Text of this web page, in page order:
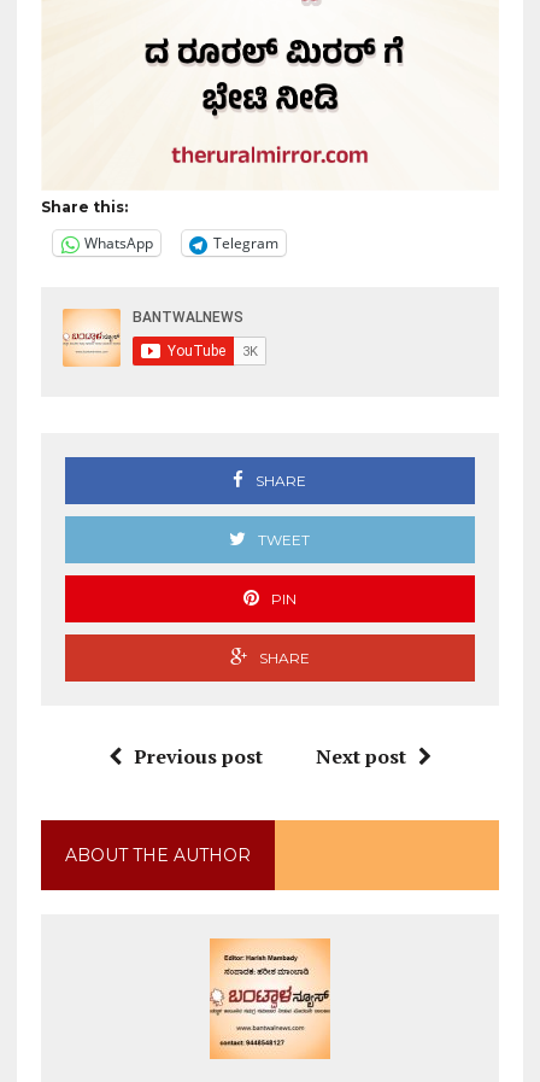
Share this:
WhatsApp Telegram
SHARE
TWEET
PIN
SHARE
Previous post Next post
ABOUT THE AUTHOR